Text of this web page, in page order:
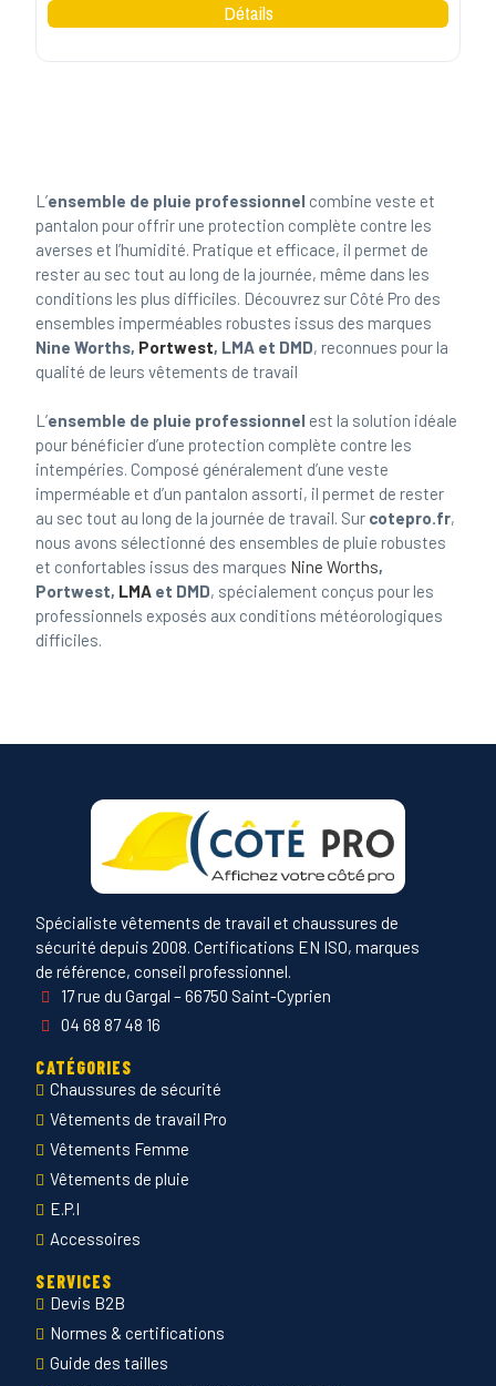
L’ensemble de pluie professionnel combine veste et
pantalon pour offrir une protection complète contre les
averses et l’humidité. Pratique et efficace, il permet de
rester au sec tout au long de la journée, même dans les
conditions les plus difficiles. Découvrez sur Côté Pro des
ensembles imperméables robustes issus des marques
Nine Worths, Portwest, LMA et DMD, reconnues pour la
qualité de leurs vêtements de travail
L’ensemble de pluie professionnel est la solution idéale
pour bénéficier d’une protection complète contre les
intempéries. Composé généralement d’une veste
imperméable et d’un pantalon assorti, il permet de rester
au sec tout au long de la journée de travail. Sur cotepro.fr,
nous avons sélectionné des ensembles de pluie robustes
et confortables issus des marques Nine Worths,
Portwest, LMA et DMD, spécialement conçus pour les
professionnels exposés aux conditions météorologiques
difficiles.
Spécialiste vêtements de travail et chaussures de
sécurité depuis 2008. Certifications EN ISO, marques
de référence, conseil professionnel.
17 rue du Gargal – 66750 Saint-Cyprien
04 68 87 48 16
CATÉGORIES
Chaussures de sécurité
Vêtements de travail Pro
Vêtements Femme
Vêtements de pluie
E.P.I
Accessoires
SERVICES
Devis B2B
Normes & certifications
Guide des tailles